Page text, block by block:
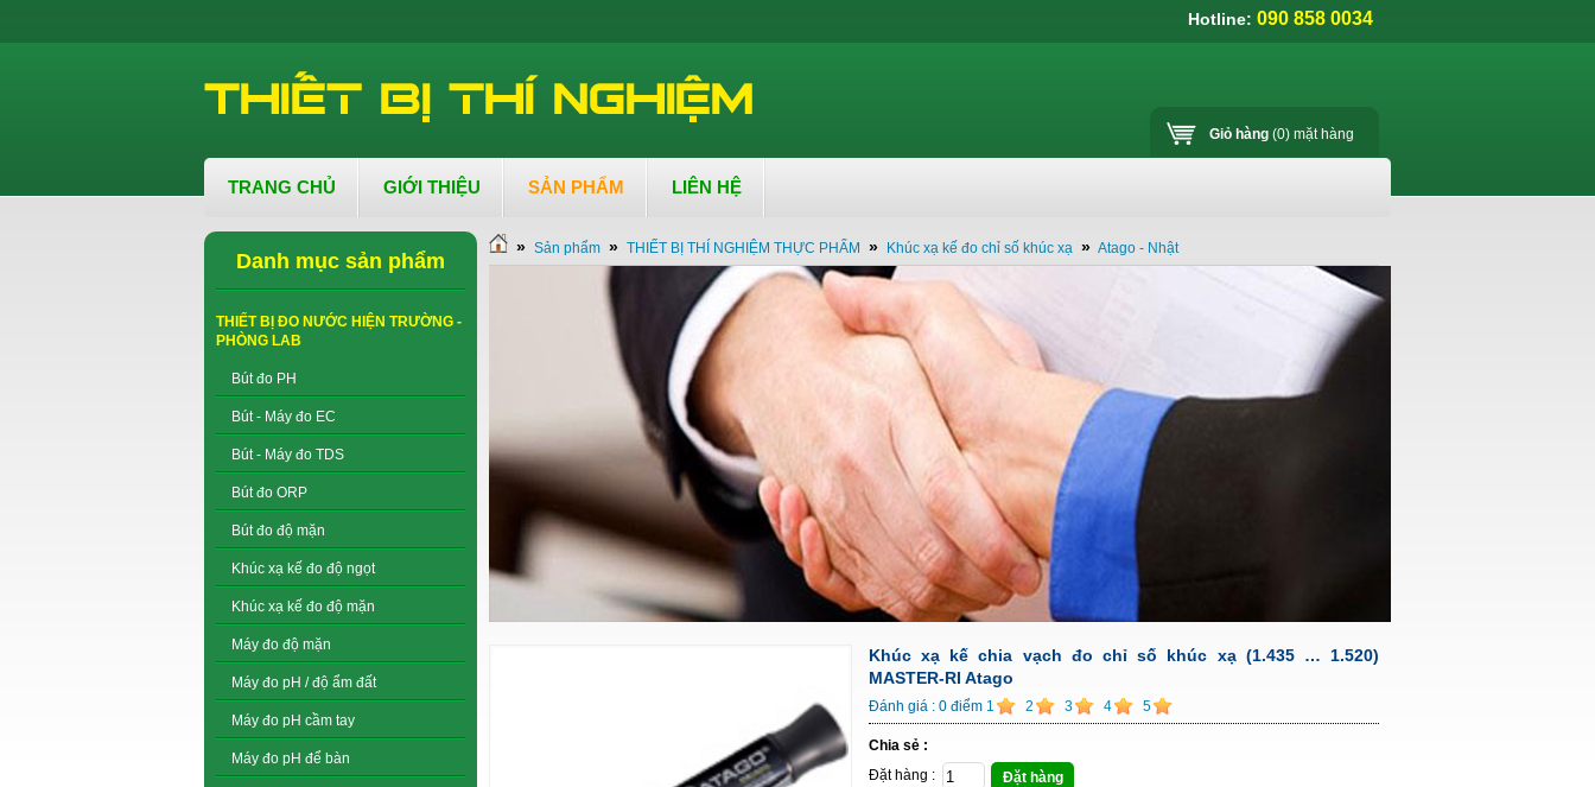
Hotline: 090 858 0034
Giỏ hàng (0) mặt hàng
TRANG CHỦ GIỚI THIỆU SẢN PHẨM LIÊN HỆ
Danh mục sản phẩm
THIẾT BỊ ĐO NƯỚC HIỆN TRƯỜNG -
PHÒNG LAB
Bút đo PH
Bút - Máy đo EC
Bút - Máy đo TDS
Bút đo ORP
Bút đo độ mặn
Khúc xạ kế đo độ ngọt
Khúc xạ kế đo độ mặn
Máy đo độ mặn
Máy đo pH / độ ẩm đất
Máy đo pH cầm tay
Máy đo pH để bàn
» Sản phẩm » THIẾT BỊ THÍ NGHIỆM THỰC PHẨM » Khúc xạ kế đo chỉ số khúc xạ » Atago - Nhật
Khúc xạ kế chia vạch đo chỉ số khúc xạ (1.435 … 1.520)
MASTER-RI Atago
Đánh giá : 0 điểm 1 2 3 4 5
Chia sẻ :
Đặt hàng :
Đặt hàng